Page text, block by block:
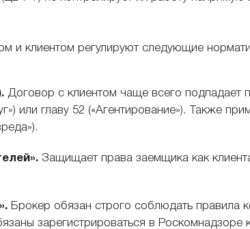
и клиентом регулируют следующие
Договор с клиентом чаще всего подпадает
или главу 52 («Агентирование»). Также
Защищает права заемщика как
Брокер обязан строго соблюдать правила
зарегистрироваться в Роскомнадзоре